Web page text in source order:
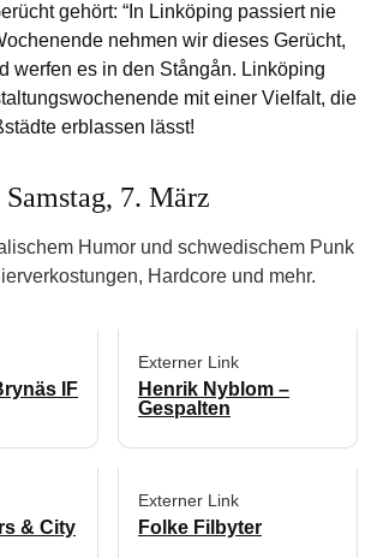
gehört: “In Linköping passiert nie
nehmen wir dieses Gerücht,
werfen es in den Stångån. Linköping
mit einer Vielfalt, die
erblassen lässt!
Samstag, 7. März
Humor und schwedischem Punk
Hardcore und mehr.
IF
Externer Link
Henrik Nyblom –
Gespalten
& City
Externer Link
Folke Filbyter